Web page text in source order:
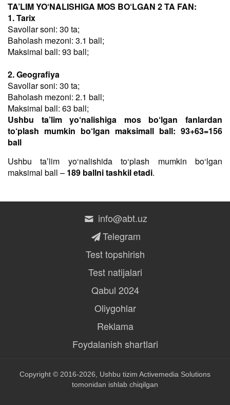
TA’LIM YO‘NALISHIGA MOS BO‘LGAN 2 TA FAN:
1. Tarix
Savollar soni: 30 ta;
Baholash mezoni: 3.1 ball;
Maksimal ball: 93 ball;
2. Geografiya
Savollar soni: 30 ta;
Baholash mezoni: 2.1 ball;
Maksimal ball: 63 ball;
Ushbu ta’lim yo‘nalishiga mos bo‘lgan fanlardan
to‘plash mumkin bo‘lgan maksimall ball: 93+63=156
ball
Ushbu taʼlim yo‘nalishida to‘plash mumkin bo‘lgan
maksimal ball – 189 ballni tashkil etadi.
info@abt.uz
Telegram
Test topshirish
Test natijalari
Qabul 2024
Oliygohlar
Reklama
Foydalanish shartlari
Copyright © 2016-2026, Ushbu tizim Activemedia Solutions
tomonidan ishlab chiqilgan